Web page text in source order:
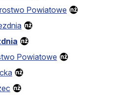
Powiatowe
Powiatowe